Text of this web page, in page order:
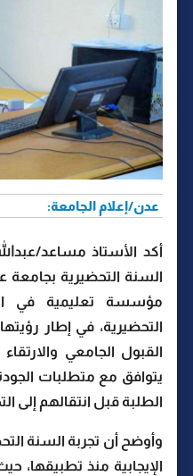
عدن/إعلام الجامعة:
أكد الأستاذ مساعد/
السنة التحضيرية
مؤسسة تعليمية في
التحضيرية، في إطار
القبول الجامعي
يتوافق مع متطلبات
الطلبة قبل انتقالهم إلى
وأوضح أن تجربة السنة
الإيجابية منذ